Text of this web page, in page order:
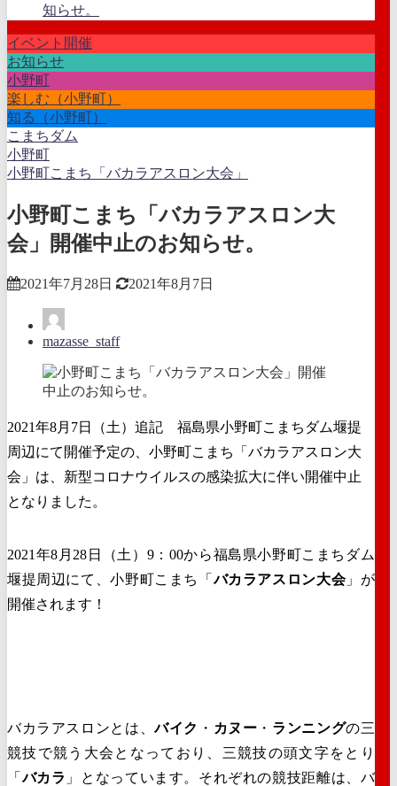
知らせ。
イベント開催
お知らせ
小野町
楽しむ（小野町）
知る（小野町）
こまちダム
小野町
小野町こまち「バカラアスロン大会」
小野町こまち「バカラアスロン大
会」開催中止のお知らせ。
2021年7月28日 2021年8月7日
mazasse_staff
2021年8月7日（土）追記 福島県小野町こまちダム堰提
周辺にて開催予定の、小野町こまち「バカラアスロン大
会」は、新型コロナウイルスの感染拡大に伴い開催中止
となりました。
2021年8月28日（土）9：00から福島県小野町こまちダム
堰提周辺にて、小野町こまち「バカラアスロン大会」が
開催されます！
バカラアスロンとは、バイク ・ カヌー ・ ランニングの三
競技で競う大会となっており、三競技の頭文字をとり
「バカラ 」となっています。それぞれの競技距離は、バ